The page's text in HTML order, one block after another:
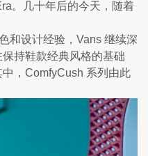
。几十年后的今天，随着
和设计经验，Vans 继续深
持鞋款经典风格的基础
中，ComfyCush 系列由此